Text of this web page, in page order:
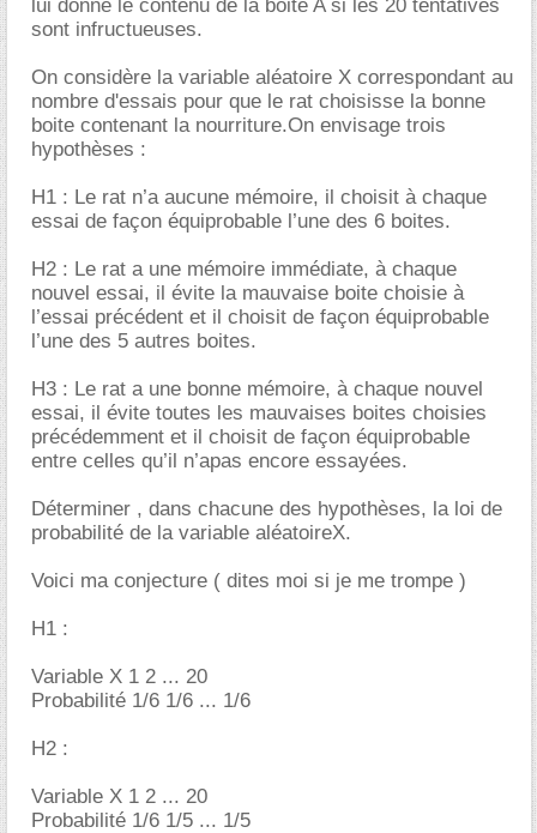
lui donne le contenu de la boite A si les 20 tentatives
sont infructueuses.
On considère la variable aléatoire X correspondant au
nombre d'essais pour que le rat choisisse la bonne
boite contenant la nourriture.On envisage trois
hypothèses :
H1 : Le rat n’a aucune mémoire, il choisit à chaque
essai de façon équiprobable l’une des 6 boites.
H2 : Le rat a une mémoire immédiate, à chaque
nouvel essai, il évite la mauvaise boite choisie à
l’essai précédent et il choisit de façon équiprobable
l’une des 5 autres boites.
H3 : Le rat a une bonne mémoire, à chaque nouvel
essai, il évite toutes les mauvaises boites choisies
précédemment et il choisit de façon équiprobable
entre celles qu’il n’apas encore essayées.
Déterminer , dans chacune des hypothèses, la loi de
probabilité de la variable aléatoireX.
Voici ma conjecture ( dites moi si je me trompe )
H1 :
Variable X 1 2 ... 20
Probabilité 1/6 1/6 ... 1/6
H2 :
Variable X 1 2 ... 20
Probabilité 1/6 1/5 ... 1/5